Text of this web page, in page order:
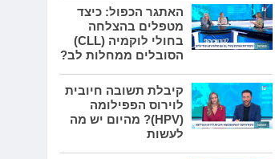
האתגר הכפול: כיצד
מטפלים בהצלחה
בחולי לוקמיה (CLL)
הסובלים ממחלות לב?
קיבלת תשובה חיובית
לוירוס הפפילומה
(HPV)? מהיום יש מה
לעשות